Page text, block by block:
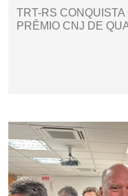
TRT-RS
PRÊMIO CNJ DE